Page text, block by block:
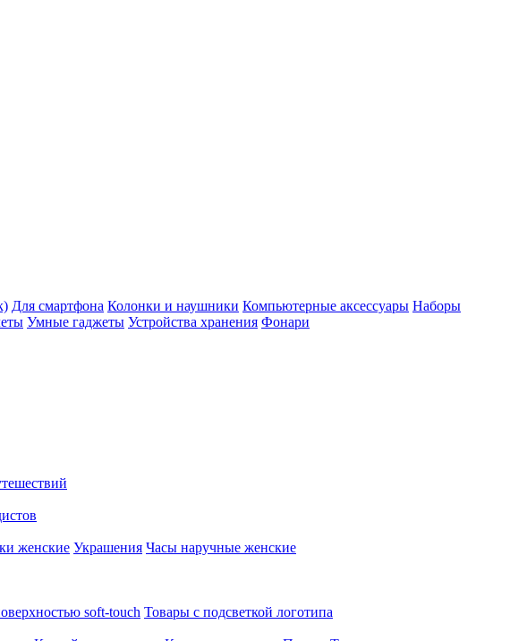
Для смартфона Колонки и наушники Компьютерные аксессуары Наборы
Умные гаджеты Устройства хранения Фонари
женские Украшения Часы наручные женские
soft-touch Товары с подсветкой логотипа